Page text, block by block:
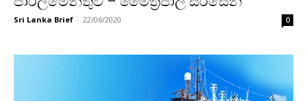
Sri Lanka Brief - 22/06/2020 0